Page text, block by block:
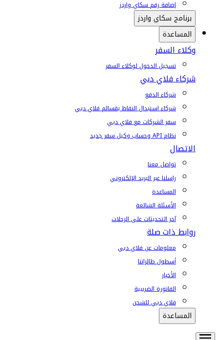
إضافة رقم سكاي واردز
برنامج سكاي واردز
المساعدة
وكلاء السفر
تسجيل الدخول لوكلاء السفر
شركاء فلاي دبي
شركاء الدفع
شركاء استبدال النقاط بقسائم فلاي دبي
سفر الشركات مع فلاي دبي
نظام API وحساب وكيل سفر جديد
الاتصال
تواصل معنا
راسلنا عبر البريد الإلكتروني
المساعدة
الأسئلة الشائعة
آخر التحديثات على الرحلات
روابط ذات صلة
معلومات عن فلاي دبي
أسطول طائراتنا
الأخبار
الفاتورة الضريبية
فلاي دبي للشحن
المساعدة